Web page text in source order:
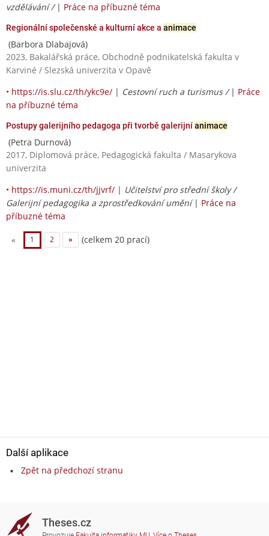
vzdělávání / | Práce na příbuzné téma
Regionální společenské a kulturní akce a animace
(Barbora Dlabajová)
2023, Bakalářská práce, Obchodně podnikatelská fakulta v
Karviné / Slezská univerzita v Opavě
• https://is.slu.cz/th/ykc9e/ | Cestovní ruch a turismus / | Práce
na příbuzné téma
Postupy galerijního pedagoga při tvorbě galerijníanimace
(Petra Durnová)
2017, Diplomová práce, Pedagogická fakulta / Masarykova
univerzita
• https://is.muni.cz/th/jjvrf/ | Učitelství pro střední školy /
Galerijní pedagogika a zprostředkování umění| Práce na
příbuzné téma
« 1 2 » (celkem 20 prací)
Další aplikace
Zpět na předchozí stranu
Theses.cz